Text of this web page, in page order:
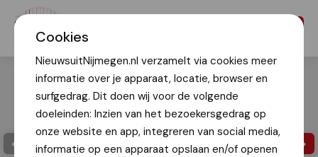
Cookies
NieuwsuitNijmegen.nl verzamelt via cookies meer
informatie over je apparaat, locatie, browser en
surfgedrag. Dit doen wij voor de volgende
doeleinden: Inzien van het bezoekersgedrag op
onze website en app, integreren van social media,
informatie op een apparaat opslaan en/of openen